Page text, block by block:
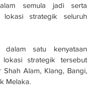
semula jadi serta
strategik seluruh
dalam satu kenyataan
strategik tersebut
Alam, Klang, Bangi,
Melaka.